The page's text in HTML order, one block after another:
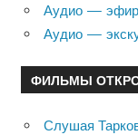
Аудио — эфир:
Аудио —
ФИЛЬМЫ
Слушая